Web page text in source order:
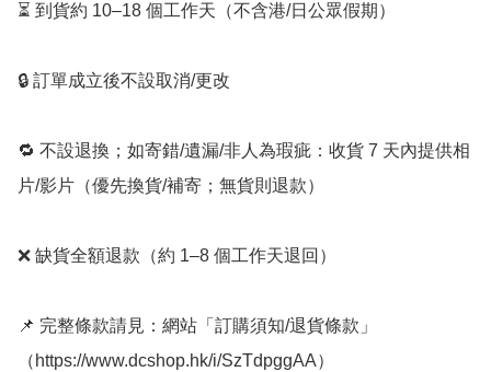
⏳ 到貨約 10–18 個工作天（不含港/日公眾假期）
🔒 訂單成立後不設取消/更改
🔁 不設退換；如寄錯/遺漏/非人為瑕疵：收貨 7 天內提供相
片/影片（優先換貨/補寄；無貨則退款）
❌ 缺貨全額退款（約 1–8 個工作天退回）
📌 完整條款請見：網站「訂購須知/退貨條款」
（https://www.dcshop.hk/i/SzTdpggAA）